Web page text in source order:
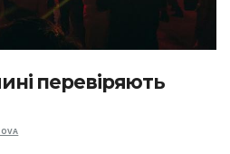
перевіряють